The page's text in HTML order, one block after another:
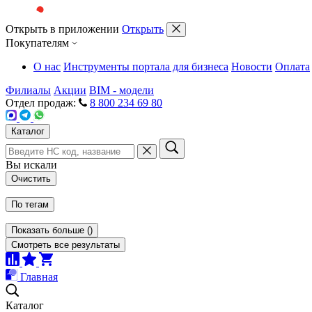
Открыть в приложении Открыть
Покупателям
О нас Инструменты портала для бизнеса Новости Оплата
Филиалы Акции BIM - модели
Отдел продаж:
8 800 234 69 80
Каталог
Вы искали
Очистить
По тегам
Показать больше ()
Смотреть все результаты
Главная
Каталог